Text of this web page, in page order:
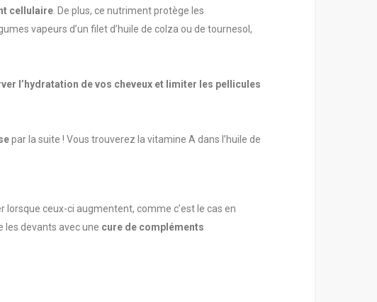
cellulaire . De plus, ce nutriment protège les
vapeurs d’un filet d’huile de colza ou de tournesol,
l’hydratation de vos cheveux et limiter les pellicules
par la suite ! Vous trouverez la vitamine A dans l’huile de
ceux-ci augmentent, comme c’est le cas en
les devants avec une cure de compléments